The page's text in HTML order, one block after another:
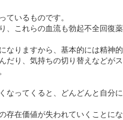
ているものです。
、これらの血流も勃起不全回復
なりますから、基本的には精神
だり、気持ちの切り替えなどが
なってくると、どんどんと自分
存在価値が失われていくことに